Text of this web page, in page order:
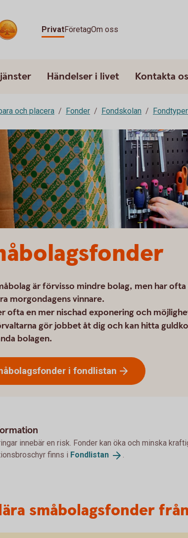
PrivatFöretagOm oss
Händelser i livet Kontakta
och placera Fonder Fondskolan Fondtyper
är förvisso mindre bolag, men har
morgondagens vinnare.
ofta en mer nischad exponering och
gör jobbet åt dig och kan hitta
bolagen.
i fondlistan
innebär en risk. Fonder kan öka och minska
finns i Fondlistan .
småbolagsfonder